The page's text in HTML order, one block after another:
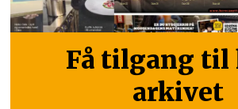
Få tilgang til
arkivet